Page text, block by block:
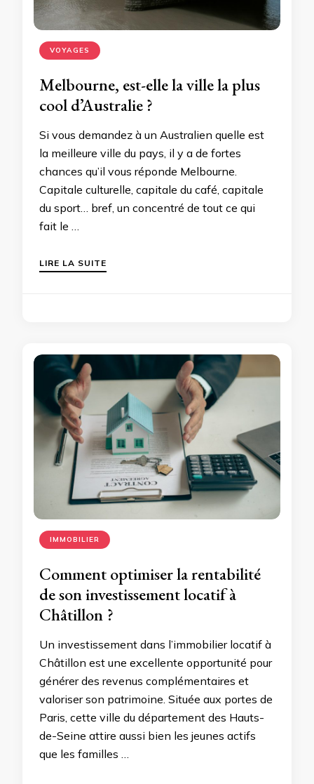
VOYAGES
Melbourne, est-elle la ville la plus
cool d’Australie ?
Si vous demandez à un Australien quelle est
la meilleure ville du pays, il y a de fortes
chances qu’il vous réponde Melbourne.
Capitale culturelle, capitale du café, capitale
du sport… bref, un concentré de tout ce qui
fait le …
LIRE LA SUITE
IMMOBILIER
Comment optimiser la rentabilité
de son investissement locatif à
Châtillon ?
Un investissement dans l’immobilier locatif à
Châtillon est une excellente opportunité pour
générer des revenus complémentaires et
valoriser son patrimoine. Située aux portes de
Paris, cette ville du département des Hauts-
de-Seine attire aussi bien les jeunes actifs
que les familles …